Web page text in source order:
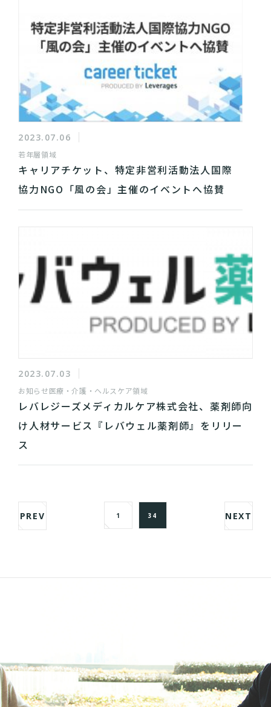
2023.07.06
若年層領域
キャリアチケット、特定非営利活動法人国際
協力NGO「風の会」主催のイベントへ協賛
2023.07.03
お知らせ医療・介護・ヘルスケア領域
レバレジーズメディカルケア株式会社、薬剤師向
け人材サービス『レバウェル薬剤師』をリリー
ス
PREV 1 34 NEXT